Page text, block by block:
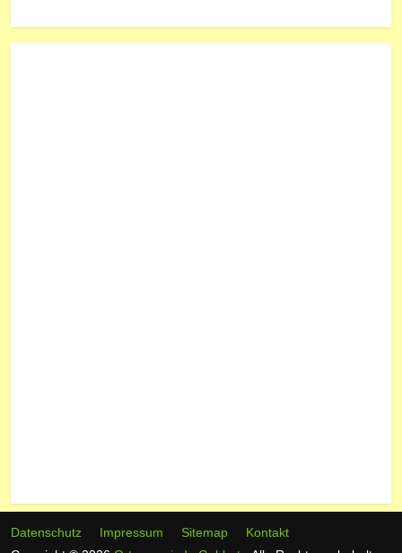
Datenschutz Impressum Sitemap
Kontakt